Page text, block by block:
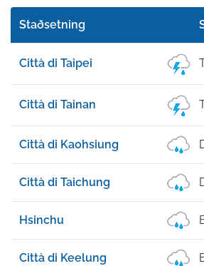
Staðsetning
Città di Taipei
Città di Tainan
Città di Kaohsiung
Città di Taichung
Hsinchu
Città di Keelung